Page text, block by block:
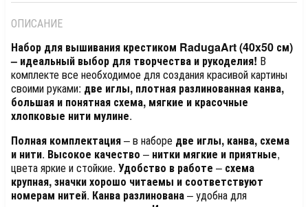
ОПИСАНИЕ
Набор для вышивания крестиком RadugaArt (40x50 см)
– идеальный выбор для творчества и рукоделия! В
комплекте все необходимое для создания красивой картины
своими руками: две иглы, плотная разлинованная канва,
большая и понятная схема, мягкие и красочные
хлопковые нити мулине.
Полная комплектация– в наборе две иглы, канва, схема
и нити. Высокое качество – нитки мягкие и приятные,
цвета яркие и стойкие. Удобство в работе – схема
крупная, значки хорошо читаемы и соответствуют
номерам нитей. Канва разлинована– удобна для